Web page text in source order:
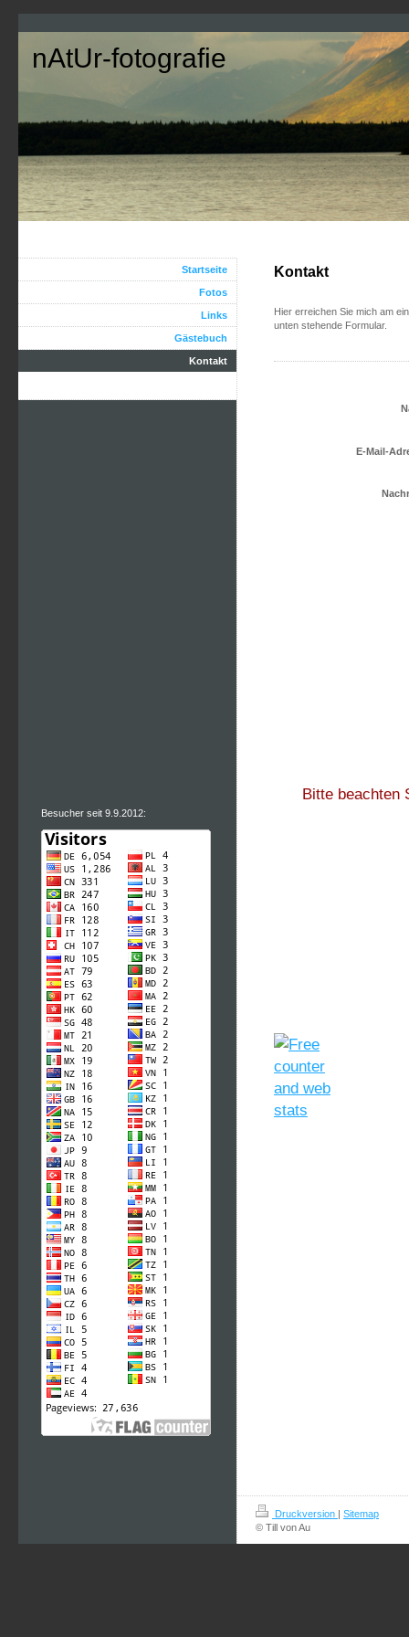
nAtUr-fotografie
Kontakt
Hier erreichen Sie mich am
unten stehende Formular.
E-Mail-
Bitte beachten
Startseite
Fotos
Links
Gästebuch
Kontakt
Besucher seit 9.9.2012:
Druckversion | Sitemap
© Till von Au